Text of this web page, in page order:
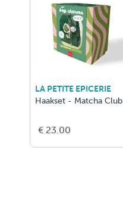
LA PETITE EPICERIE
Haakset - Matcha Club
€ 23.00